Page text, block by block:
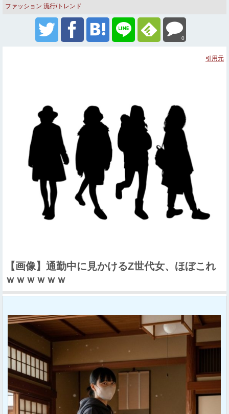
ファッション 流行/トレンド
0
引用元
【画像】通勤中に見かけるZ世代女、ほぼこれ
ｗｗｗｗｗｗ